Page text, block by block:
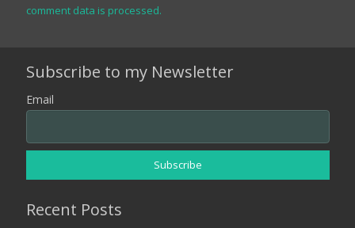
comment data is processed.
Subscribe to my Newsletter
Email
Recent Posts